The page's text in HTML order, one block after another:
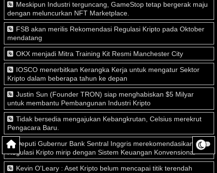
Meskipun Industri terguncang, GameStop tetap bergerak maju
dengan meluncurkan NFT Marketplace.
FSB akan merilis Rekomendasi Regulasi Kripto pada Oktober
mendatang
OKX menjadi Mitra Training Kit Resmi Manchester City
IOSCO menerbitkan Kerangka Kerja untuk mengatur Sektor
Kripto dalam beberapa tahun ke depan
Justin Sun (Founder TRON) siap menghabiskan $5 Milyar
untuk membantu Pembangunan Industri Kripto
Tidak bersedia mengajukan Kebangkrutan, Celsius merekrut
Pengacara Baru.
Deputi Gubernur Bank Sentral Inggris merekomendasikan
Regulasi Kripto mirip dengan Sistem Keuangan Konvensional
Kevin O'Leary : Aset Kripto belum mencapai titik terendah